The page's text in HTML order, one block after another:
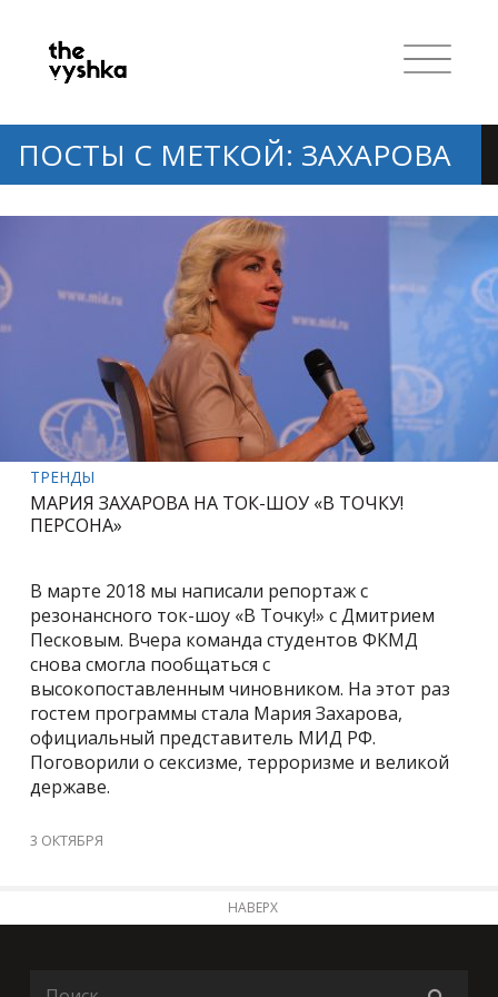
ПОСТЫ С МЕТКОЙ: ЗАХАРОВА
ТРЕНДЫ
МАРИЯ ЗАХАРОВА НА ТОК-ШОУ «В ТОЧКУ!
ПЕРСОНА»
В марте 2018 мы написали репортаж с
резонансного ток-шоу «В Точку!» с Дмитрием
Песковым. Вчера команда студентов ФКМД
снова смогла пообщаться с
высокопоставленным чиновником. На этот раз
гостем программы стала Мария Захарова,
официальный представитель МИД РФ.
Поговорили о сексизме, терроризме и великой
державе.
3 ОКТЯБРЯ
НАВЕРХ